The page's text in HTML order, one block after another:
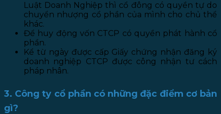
Luật Doanh Nghiệp thì cổ đông có quyền tự do
chuyển nhượng cổ phần của mình cho chủ thể
khác.
Để huy động vốn CTCP có quyền phát hành cổ
phần.
Kể từ ngày được cấp Giấy chứng nhận đăng ký
doanh nghiệp CTCP được công nhận tư cách
pháp nhân.
3. Công ty cổ phần có những đặc điểm cơ bản
gì?